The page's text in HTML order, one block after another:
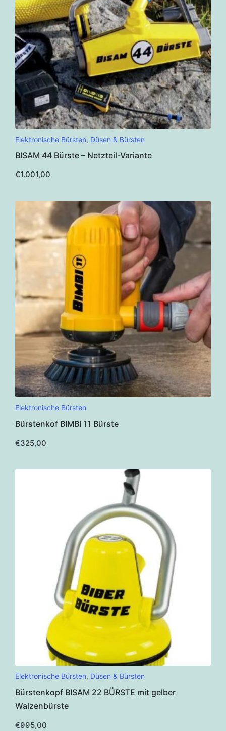
Elektronische Bürsten, Düsen & Bürsten
BISAM 44 Bürste – Netzteil-Variante
€1.001,00
Elektronische Bürsten
Bürstenkof BIMBI 11 Bürste
€325,00
Elektronische Bürsten, Düsen & Bürsten
Bürstenkopf BISAM 22 BÜRSTE mit gelber
Walzenbürste
€995,00